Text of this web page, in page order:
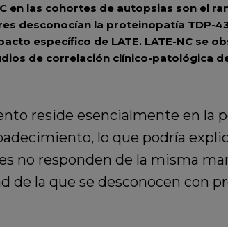
en las cohortes de autopsias son el
desconocían la proteinopatía TDP-
específico de LATE. LATE-NC se
de correlación clínico-patológica
reside esencialmente en la
lo que podría
no responden de la misma
de la que se desconocen con